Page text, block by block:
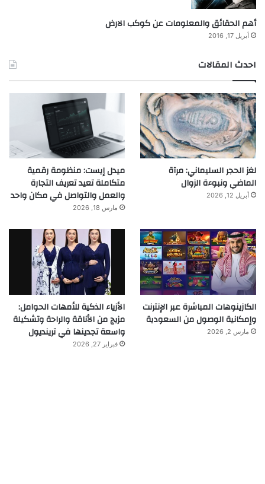
أهم الحقائق والمعلومات عن كوكب الارض
أبريل 17, 2016
احدث المقالات
لغز الحجر السليماني: مرآة
الماضي ونبوءة الزوال
أبريل 12, 2026
ميدل إيست: منظومة رقمية
متكاملة تعيد تعريف التجارة
والعمل والتواصل في مكان واحد
مارس 18, 2026
الكازينوهات المباشرة عبر الإنترنت
وإمكانية الوصول من السعودية
مارس 2, 2026
الأزياء الذكية للأمهات الحوامل:
مزيج من الأناقة والراحة وتشكيلة
واسعة تجدينها في ترينديول
فبراير 27, 2026